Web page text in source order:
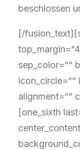
beschlossen
[/
sep_color=““
icon_circle=““
alignment=““
[one_sixth